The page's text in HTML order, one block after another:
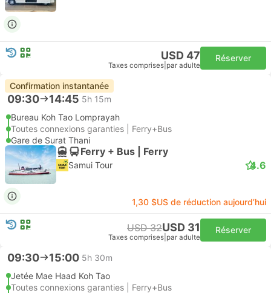
USD 47
Taxes comprises par adulte
Réserver
Confirmation instantanée
09:30 14:45 5h 15m
Bureau Koh Tao Lomprayah
Toutes connexions garanties | Ferry+Bus
Gare de Surat Thani
Ferry + Bus | Ferry
Samui Tour 4.6
1,30 $US de réduction aujourd’hui
USD 32USD 31
Taxes comprises par adulte
Réserver
09:30 15:00 5h 30m
Jetée Mae Haad Koh Tao
Toutes connexions garanties | Ferry+Bus